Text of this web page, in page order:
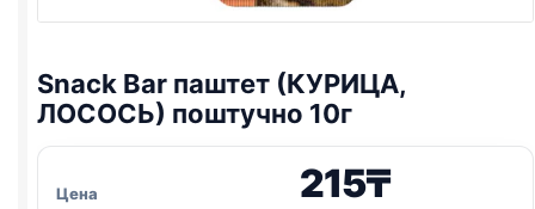
Snack Bar паштет (КУРИЦА,
ЛОСОСЬ) поштучно 10г
Цена 215₸